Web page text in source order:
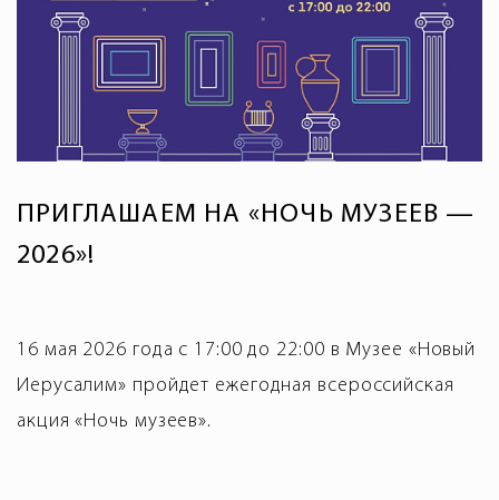
ПРИГЛАШАЕМ НА «НОЧЬ МУЗЕЕВ —
2026»!
16 мая 2026 года с 17:00 до 22:00 в Музее «Новый
Иерусалим» пройдет ежегодная всероссийская
акция «Ночь музеев».